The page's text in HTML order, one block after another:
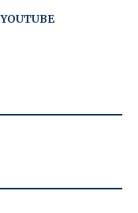
YOUTUBE